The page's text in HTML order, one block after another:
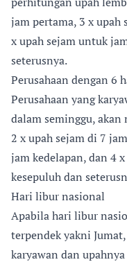
jam pertama, 3 x upah
x upah sejam untuk
seterusnya.
Perusahaan dengan 6
Perusahaan yang
dalam seminggu,
2 x upah sejam di 7
jam kedelapan, dan 4
kesepuluh dan
Hari libur nasional
Apabila hari libur
terpendek yakni
karyawan dan